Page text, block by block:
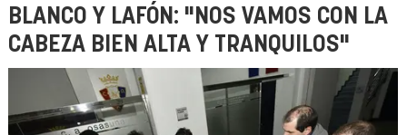
BLANCO Y LAFÓN: "NOS VAMOS CON LA
CABEZA BIEN ALTA Y TRANQUILOS"